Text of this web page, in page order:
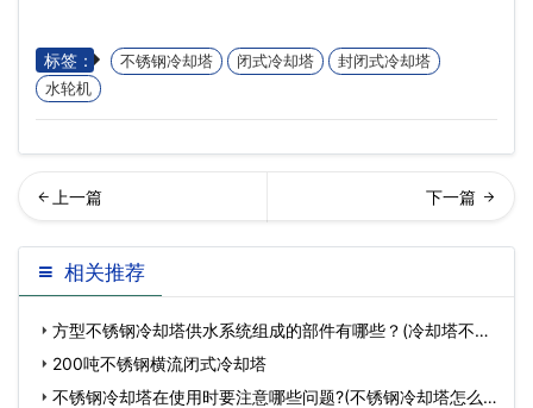
标签： 不锈钢冷却塔 闭式冷却塔
封闭式冷却塔
水轮机
却塔的运行与保养(郑州逆流
冷却塔保养)…
式冷却塔的设计要达到什么
要求(如何判断冷却塔
相关推荐
方型不锈钢冷却塔供水系统组成的部件有哪些？(冷却塔不锈
钢储200吨不锈钢横流闭式冷却塔
不锈钢冷却塔在使用时要注意哪些问题?(不锈钢冷却塔怎么